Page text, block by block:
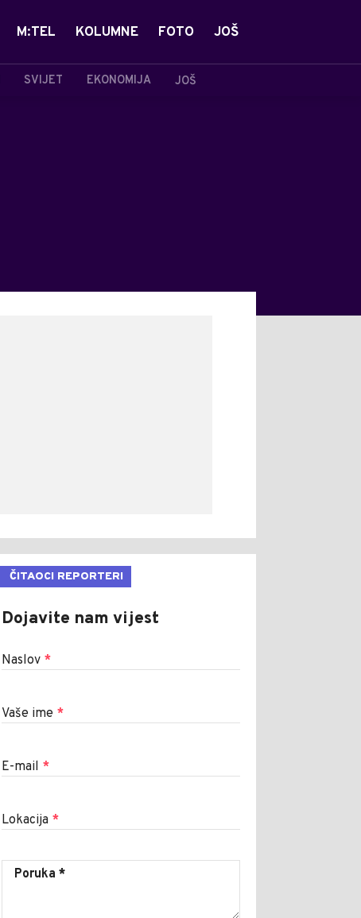
SVIJET EKONOMIJA JOŠ
M:TEL KOLUMNE FOTO JOŠ
ČITAOCI REPORTERI
Dojavite nam vijest
Naslov *
Vaše ime *
E-mail *
Lokacija *